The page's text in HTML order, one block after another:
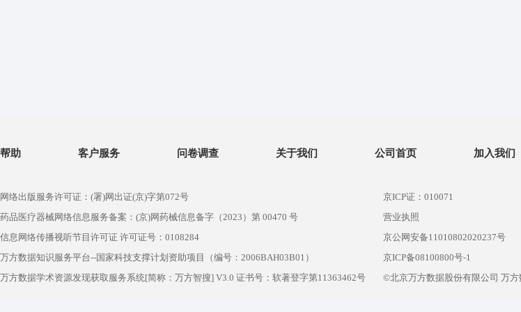
帮助 客户服务 问卷调查 关于我们 公司首页 加入我们
网络出版服务许可证：(署)网出证(京)字第072号
药品医疗器械网络信息服务备案：(京)网药械信息备字（2023）第 00470 号
信息网络传播视听节目许可证 许可证号：0108284
万方数据知识服务平台--国家科技支撑计划资助项目（编号：2006BAH03B01）
万方数据学术资源发现获取服务系统[简称：万方智搜] V3.0 证书号：软著登字第11363462号
京ICP证：010071
营业执照
京公网安备11010802020237号
京ICP备08100800号-1
©北京万方数据股份有限公司 万方